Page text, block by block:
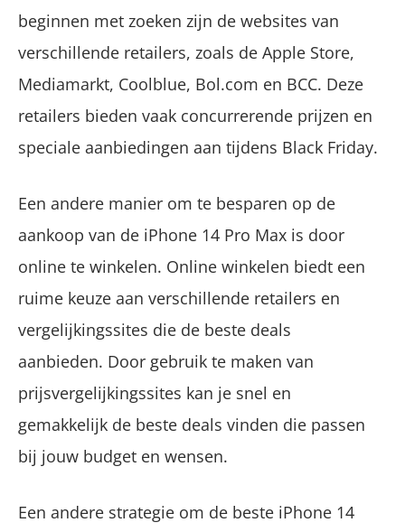
beginnen met zoeken zijn de websites van
verschillende retailers, zoals de Apple Store,
Mediamarkt, Coolblue, Bol.com en BCC. Deze
retailers bieden vaak concurrerende prijzen en
speciale aanbiedingen aan tijdens Black Friday.
Een andere manier om te besparen op de
aankoop van de iPhone 14 Pro Max is door
online te winkelen. Online winkelen biedt een
ruime keuze aan verschillende retailers en
vergelijkingssites die de beste deals
aanbieden. Door gebruik te maken van
prijsvergelijkingssites kan je snel en
gemakkelijk de beste deals vinden die passen
bij jouw budget en wensen.
Een andere strategie om de beste iPhone 14